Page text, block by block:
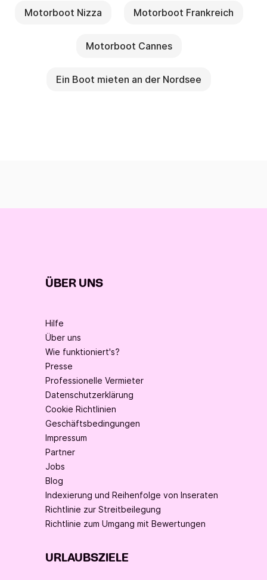
Motorboot Nizza Motorboot Frankreich
Motorboot Cannes
Ein Boot mieten an der Nordsee
ÜBER UNS
Hilfe
Über uns
Wie funktioniert's?
Presse
Professionelle Vermieter
Datenschutzerklärung
Cookie Richtlinien
Geschäftsbedingungen
Impressum
Partner
Jobs
Blog
Indexierung und Reihenfolge von Inseraten
Richtlinie zur Streitbeilegung
Richtlinie zum Umgang mit Bewertungen
URLAUBSZIELE